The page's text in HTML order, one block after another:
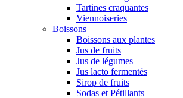
Tartines craquantes
Viennoiseries
Boissons
Boissons aux plantes
Jus de fruits
Jus de légumes
Jus lacto fermentés
Sirop de fruits
Sodas et Pétillants